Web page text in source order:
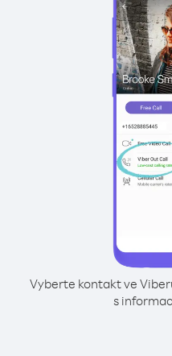
Vyberte kontakt ve
s